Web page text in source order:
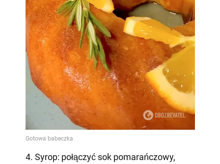
4. Syrop: połączyć sok pomarańczowy,